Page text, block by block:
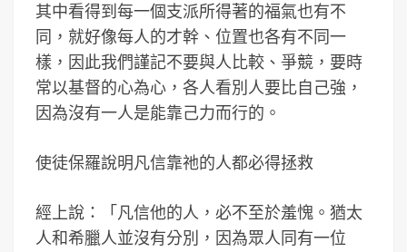
其中看得到每一個支派所得著的福氣也有不
同，就好像每人的才幹、位置也各有不同一
樣，因此我們謹記不要與人比較、爭競，要時
常以基督的心為心，各人看別人要比自己強，
因為沒有一人是能靠己力而行的。
使徒保羅說明凡信靠祂的人都必得拯救
經上說：「凡信他的人，必不至於羞愧。猶太
人和希臘人並沒有分別，因為眾人同有一位